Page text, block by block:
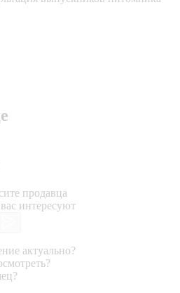
продавца
интересуют
актуально?